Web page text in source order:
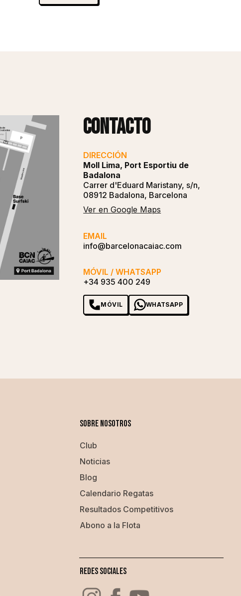
Contacto
DIRECCIÓN
Moll Lima, Port Esportiu de
Badalona
Carrer d'Eduard Maristany, s/n,
08912 Badalona, Barcelona
Ver en Google Maps
EMAIL
info@barcelonacaiac.com
MÓVIL / WHATSAPP
+34 935 400 249
MÓVIL WHATSAPP
Sobre nosotros
Club
Noticias
Blog
Calendario Regatas
Resultados Competitivos
Abono a la Flota
Redes Sociales